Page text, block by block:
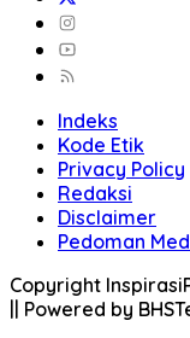
Indeks
Kode Etik
Privacy Policy
Redaksi
Disclaimer
Pedoman
Copyright
|| Powered by